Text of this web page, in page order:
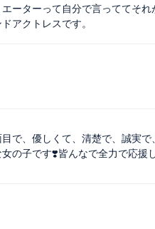
ーターって自分で言っててそ
アクトレスです。
で、優しくて、清楚で、誠実
女の子です❣️皆んなで全力で応